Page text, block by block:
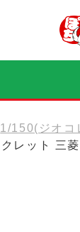
1/150(ジオコ
レット 三